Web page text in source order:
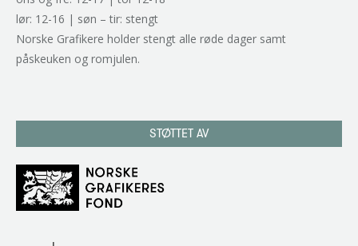
lør: 12-16 | søn – tir: stengt
Norske Grafikere holder stengt alle røde dager samt
påskeuken og romjulen.
STØTTET AV